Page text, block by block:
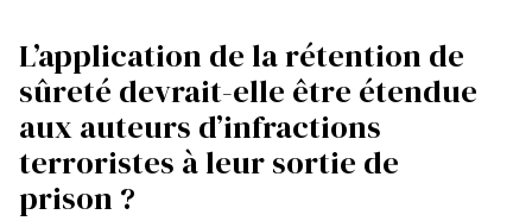
L’application de la rétention de
sûreté devrait-elle être étendue
aux auteurs d’infractions
terroristes à leur sortie de
prison ?